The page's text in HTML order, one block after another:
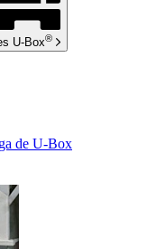
U-Box®
de U-Box